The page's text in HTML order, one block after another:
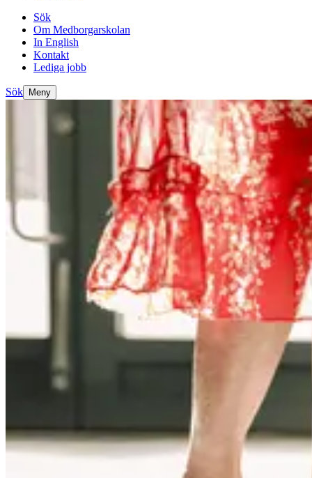
Sök
Om Medborgarskolan
In English
Kontakt
Lediga jobb
Sök Meny